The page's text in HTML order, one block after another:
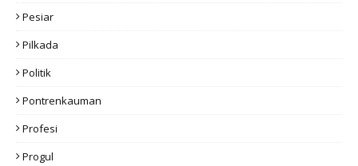
Pesiar
Pilkada
Politik
Pontrenkauman
Profesi
Progul